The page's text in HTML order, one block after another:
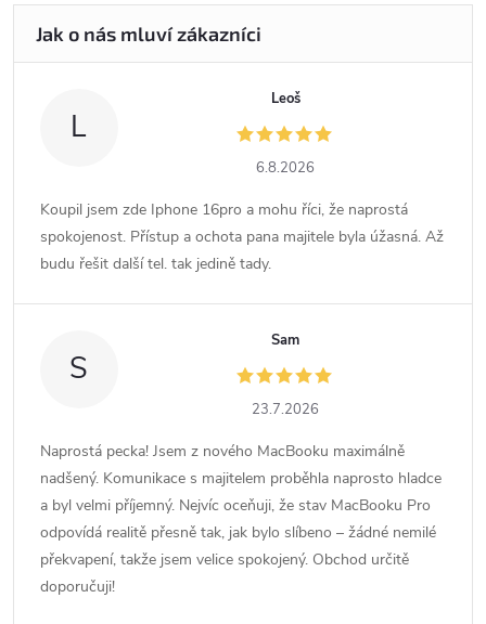
L
Leoš
6.8.2026
Koupil jsem zde Iphone 16pro a mohu říci, že naprostá
spokojenost. Přístup a ochota pana majitele byla úžasná. Až
budu řešit další tel. tak jedině tady.
S
Sam
23.7.2026
Naprostá pecka! Jsem z nového MacBooku maximálně
nadšený. Komunikace s majitelem proběhla naprosto hladce
a byl velmi příjemný. Nejvíc oceňuji, že stav MacBooku Pro
odpovídá realitě přesně tak, jak bylo slíbeno – žádné nemilé
překvapení, takže jsem velice spokojený. Obchod určitě
doporučuji!